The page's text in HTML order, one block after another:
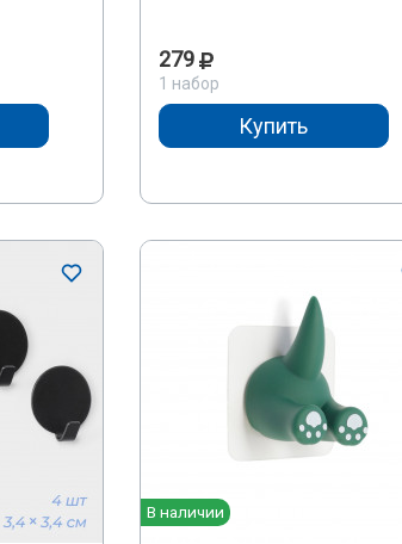
279
1 набор
Купить
В наличии